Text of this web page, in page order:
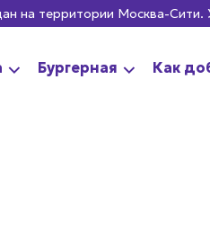
Москва-Сити.
Бургерная Как